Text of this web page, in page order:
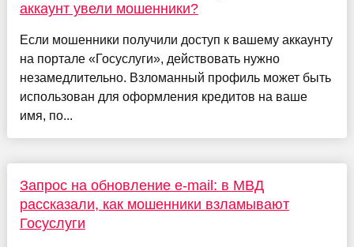
аккаунт увели мошенники?
Если мошенники получили доступ к вашему аккаунту
на портале «Госуслуги», действовать нужно
незамедлительно. Взломанный профиль может быть
использован для оформления кредитов на ваше
имя, по...
Запрос на обновление e-mail: в МВД
рассказали, как мошенники взламывают
Госуслуги